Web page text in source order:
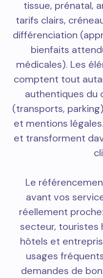
tissue, prénatal,
tarifs clairs,
différenciation
bienfaits
médicales). Les
comptent tout
authentiques du
(transports,
et mentions
et transforment
Le
avant vos
réellement
secteur, touristes
hôtels et
usages
demandes de